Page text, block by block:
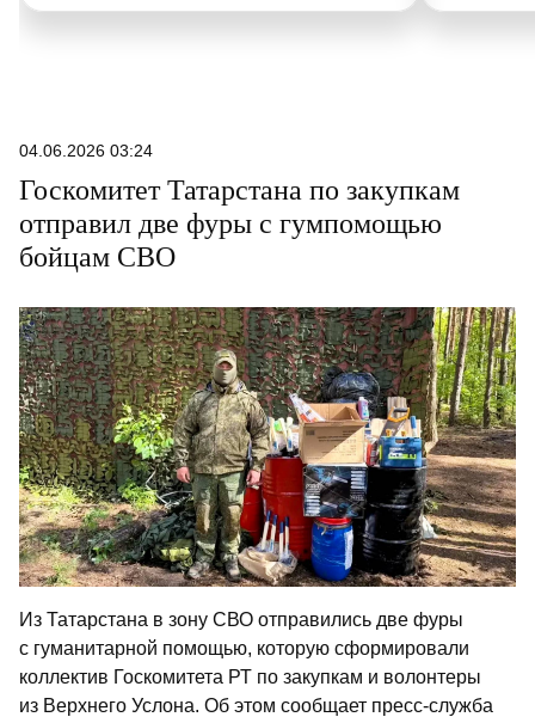
04.06.2026 03:24
Госкомитет Татарстана по закупкам
отправил две фуры с гумпомощью
бойцам СВО
Из Татарстана в зону СВО отправились две фуры
с гуманитарной помощью, которую сформировали
коллектив Госкомитета РТ по закупкам и волонтеры
из Верхнего Услона. Об этом сообщает пресс-служба